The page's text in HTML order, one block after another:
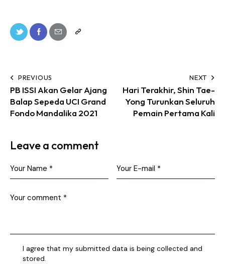
PREVIOUS
PB ISSI Akan Gelar Ajang
Balap Sepeda UCI Grand
Fondo Mandalika 2021
NEXT
Hari Terakhir, Shin Tae-
Yong Turunkan Seluruh
Pemain Pertama Kali
Leave a comment
I agree that my submitted data is being collected and
stored.